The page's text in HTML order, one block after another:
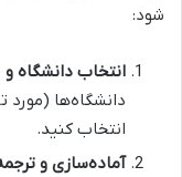
شود:
انتخاب دانشگاه
دانشگاه‌ها (مورد
انتخاب کنید.
آماده‌سازی و